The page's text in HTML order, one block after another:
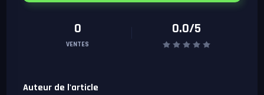
0
VENTES
0.0/5
Auteur de l'article